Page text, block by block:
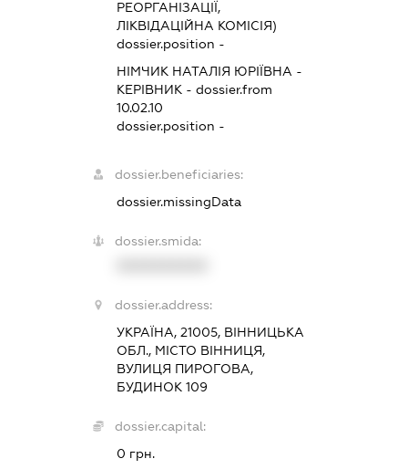
РЕОРГАНІЗАЦІЇ,
ЛІКВІДАЦІЙНА КОМІСІЯ)
dossier.position -
НІМЧИК НАТАЛІЯ ЮРІЇВНА -
КЕРІВНИК- dossier.from
10.02.10
dossier.position -
dossier.beneficiaries:
dossier.missingData
dossier.smida:
dossier.address:
УКРАЇНА, 21005, ВІННИЦЬКА
ОБЛ., МІСТО ВІННИЦЯ,
ВУЛИЦЯ ПИРОГОВА,
БУДИНОК 109
dossier.capital:
0 грн.